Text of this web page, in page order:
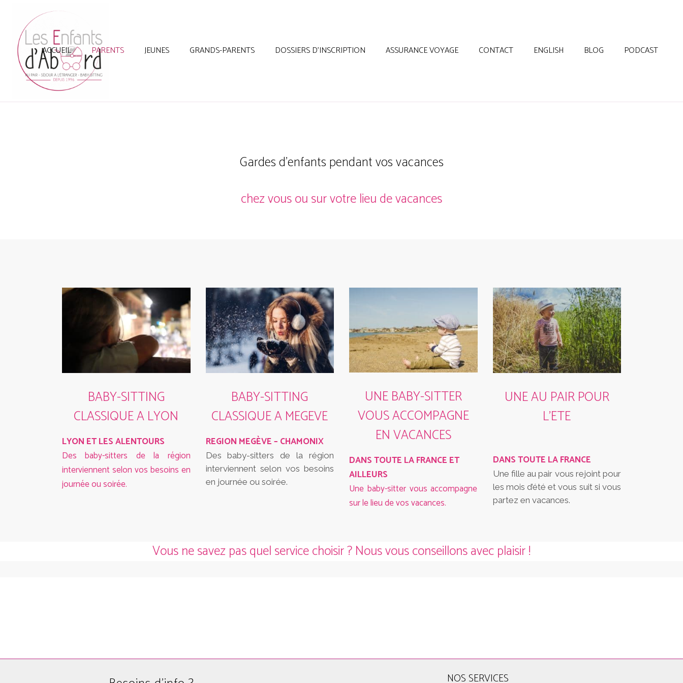
ACCUEIL PARENTS JEUNES GRANDS-PARENTS DOSSIERS D’INSCRIPTION ASSURANCE VOYAGE CONTACT ENGLISH BLOG PODCAST
Gardes d’enfants pendant vos vacances
chez vous ou sur votre lieu de vacances
BABY-SITTING
CLASSIQUE A LYON
LYON ET LES ALENTOURS
Des baby-sitters de la région
interviennent selon vos besoins en
journée ou soirée.
BABY-SITTING
CLASSIQUE A MEGEVE
REGION MEGÈVE – CHAMONIX
Des baby-sitters de la région
interviennent selon vos besoins
en journée ou soirée.
UNE BABY-SITTER
VOUS ACCOMPAGNE
EN VACANCES
DANS TOUTE LA FRANCE ET
AILLEURS
Une baby-sitter vous accompagne
sur le lieu de vos vacances.
UNE AU PAIR POUR
L’ETE
DANS TOUTE LA FRANCE
Une fille au pair vous rejoint pour
les mois d’été et vous suit si vous
partez en vacances.
Vous ne savez pas quel service choisir ? Nous vous conseillons avec plaisir !
NOS SERVICES